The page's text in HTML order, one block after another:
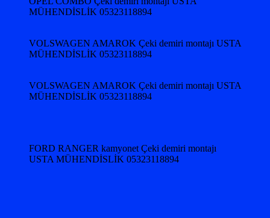
MÜHENDİSLİK 05323118894
VOLSWAGEN AMAROK Çeki demiri montajı USTA
MÜHENDİSLİK 05323118894
VOLSWAGEN AMAROK Çeki demiri montajı USTA
MÜHENDİSLİK 05323118894
FORD RANGER kamyonet Çeki demiri montajı
USTA MÜHENDİSLİK 05323118894